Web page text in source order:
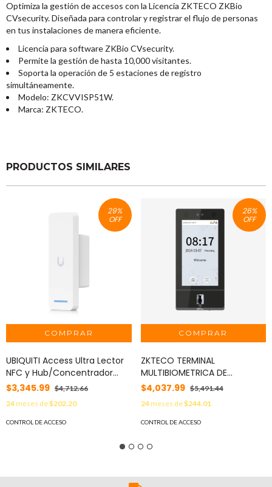
Optimiza la gestión de accesos con la Licencia ZKTECO ZKBio
CVsecurity. Diseñada para controlar y registrar el flujo de personas
en tus instalaciones de manera eficiente.
Licencia para software ZKBio CVsecurity.
Permite la gestión de hasta 10,000 visitantes.
Soporta la operación de 5 estaciones de registro
simultáneamente.
Modelo: ZKCVVISP51W.
Marca: ZKTECO.
PRODUCTOS SIMILARES
29%
OFF
UBIQUITI Access Ultra Lector
NFC y Hub/Concentrador
Incorporado para Control de
Sola Puerta desde un solo
Dispositivo MOD: UA-ULTRA
$3,345.99 $4,712.66
24meses de$202.20
CONTROL DE ACCESO
26%
OFF
ZKTECO TERMINAL
MULTIBIOMETRICA DE
CONTROL DE ACCESO
7A INCORPORA LA ULTIMA
TECNOLOGIA DE
HUELLA DACTILAR EN CRISTAL
$4,037.99 $5,491.44
24meses de$244.01
CONTROL DE ACCESO